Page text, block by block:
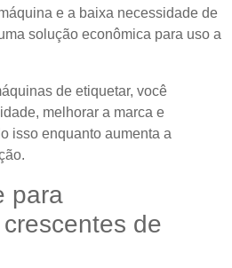
e a baixa necessidade de
solução econômica para uso a
de etiquetar, você
melhorar a marca e
isso enquanto aumenta a
para
de